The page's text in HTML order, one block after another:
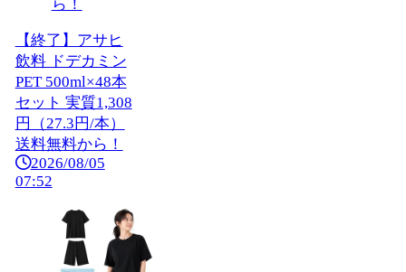
【終了】アサヒ
飲料 ドデカミン
PET 500ml×48本
セット 実質1,308
円（27.3円/本）
送料無料から！
2026/08/05
07:52